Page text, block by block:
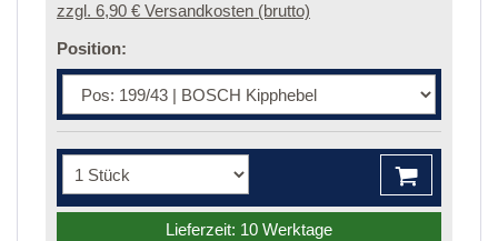
zzgl. 6,90 € Versandkosten (brutto)
Position:
Lieferzeit: 10 Werktage